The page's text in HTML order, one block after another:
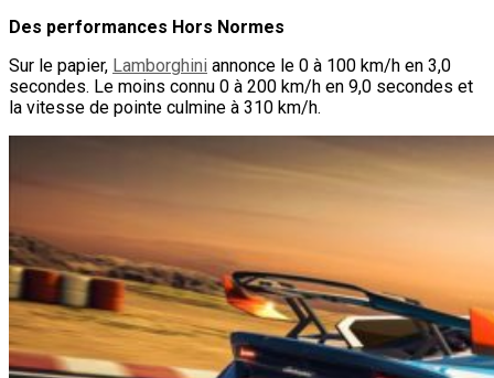
Des performances Hors Normes
Sur le papier, Lamborghini annonce le 0 à 100 km/h en 3,0
secondes. Le moins connu 0 à 200 km/h en 9,0 secondes et
la vitesse de pointe culmine à 310 km/h.